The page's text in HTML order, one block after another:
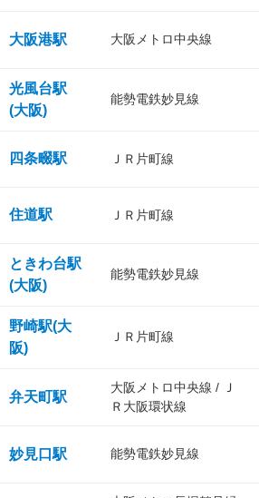
大阪港駅 大阪メトロ中央線
光風台駅
(大阪)
能勢電鉄妙見線
四条畷駅 ＪＲ片町線
住道駅 ＪＲ片町線
ときわ台駅
(大阪)
能勢電鉄妙見線
野崎駅(大
阪)
ＪＲ片町線
弁天町駅
大阪メトロ中央線 / Ｊ
Ｒ大阪環状線
妙見口駅 能勢電鉄妙見線